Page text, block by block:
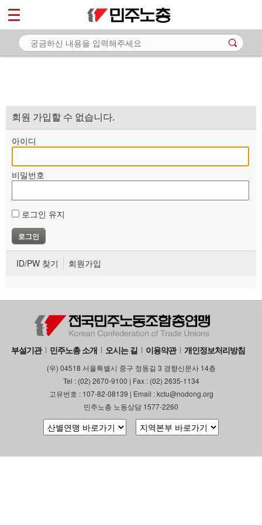
회원 가입할 수 없습니다.
아이디
비밀번호
로그인 유지
ID/PW 찾기 회원가입
부설기관 민주노총 소개 오시는 길 이용약관 개인정보처리방침
(우) 04518 서울특별시 중구 정동길 3 경향신문사 14층
Tel : (02) 2670-9100 | Fax : (02) 2635-1134
고유번호 : 107-82-08139 | Email : kctu@nodong.org
민주노총 노동상담 1577-2260
마이페이지
소개
자료
부설기관